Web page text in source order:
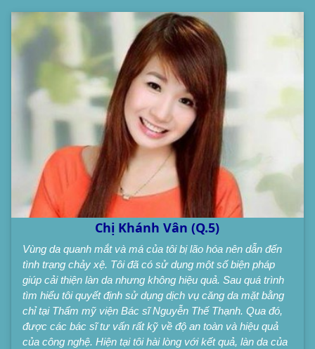
Chị Khánh Vân (Q.5)
Vùng da quanh mắt và má của tôi bị lão hóa nên dẫn đến
tình trạng chảy xệ. Tôi đã có sử dụng một số biện pháp
giúp cải thiện làn da nhưng không hiệu quả. Sau quá trình
tìm hiểu tôi quyết định sử dụng dịch vụ căng da mặt bằng
chỉ tại Thẩm mỹ viện Bác sĩ Nguyễn Thế Thạnh. Qua đó,
được các bác sĩ tư vấn rất kỹ về độ an toàn và hiệu quả
của công nghệ. Hiện tại tôi hài lòng với kết quả, làn da của